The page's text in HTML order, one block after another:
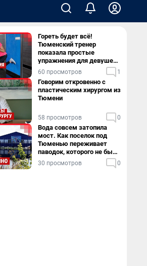
Гореть будет всё!
Тюменский тренер
показала простые
упражнения для девушек,
которые можно делать
дома
60 просмотров 1
Говорим откровенно с
пластическим хирургом из
Тюмени
58 просмотров 0
Вода совсем затопила
мост. Как поселок под
Тюменью переживает
паводок, которого не было
в его истории — репортаж
30 просмотров 0